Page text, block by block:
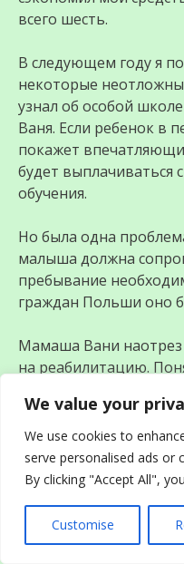
We value your
We use cookies to
serve personalised ads or
By clicking "Accept All",
Customise
всего шесть.
В следующем году я
некоторые
узнал об особой
Ваня. Если ребенок в
покажет
будет выплачиваться
обучения.
Но была одна
малыша должна
пребывание
граждан Польши оно
Мамаша Вани наотрез
на реабилитацию.
хотела гулять с
искать очередного
заниматься
пульса.
Приближался день
двигалась со своей